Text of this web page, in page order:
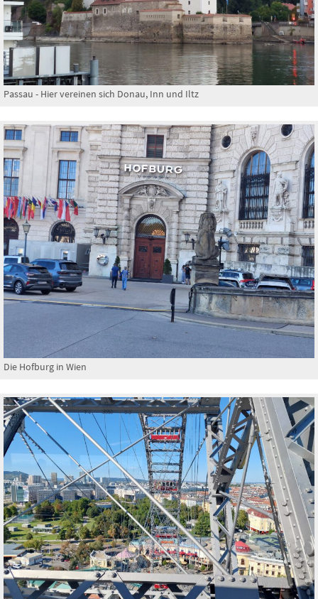
Passau - Hier vereinen sich Donau, Inn und Iltz
Die Hofburg in Wien